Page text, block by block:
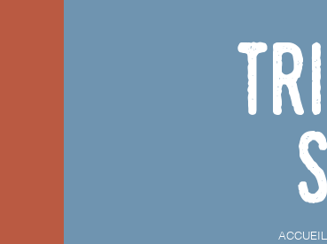
ACCUEIL